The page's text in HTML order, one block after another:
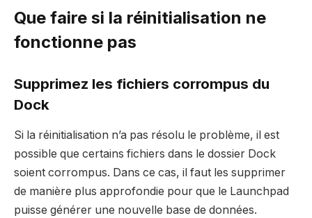
Que faire si la réinitialisation ne
fonctionne pas
Supprimez les fichiers corrompus du
Dock
Si la réinitialisation n’a pas résolu le problème, il est
possible que certains fichiers dans le dossier Dock
soient corrompus. Dans ce cas, il faut les supprimer
de manière plus approfondie pour que le Launchpad
puisse générer une nouvelle base de données.